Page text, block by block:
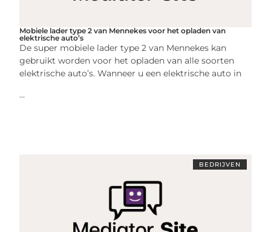
Mobiele lader type 2 van Mennekes voor het opladen van
elektrische auto’s
De super mobiele lader type 2 van Mennekes kan
gebruikt worden voor het opladen van alle soorten
elektrische auto’s. Wanneer u een elektrische auto in
...
BEDRIJVEN